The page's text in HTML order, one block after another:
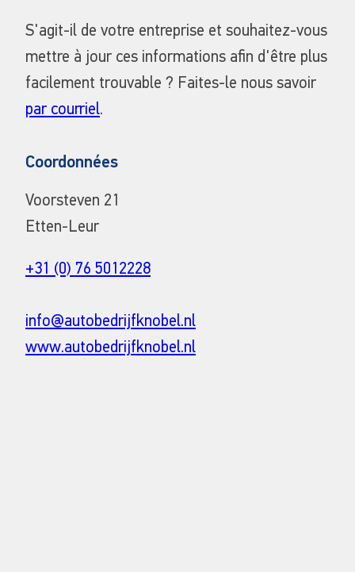
S'agit-il de votre entreprise et souhaitez-vous
mettre à jour ces informations afin d'être plus
facilement trouvable ? Faites-le nous savoir
par courriel.
Coordonnées
Voorsteven 21
Etten-Leur
+31 (0) 76 5012228
info@autobedrijfknobel.nl
www.autobedrijfknobel.nl